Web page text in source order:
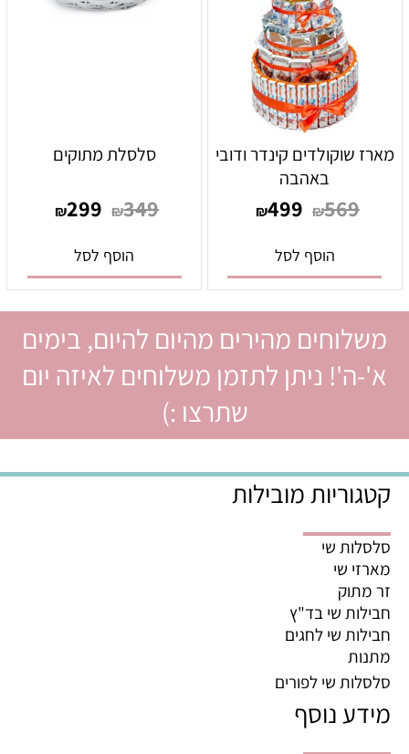
מארז שוקולדים קינדר ודובי
באהבה
₪569
₪499
הוסף לסל
סלסלת מתוקים
₪349
₪299
הוסף לסל
משלוחים מהירים מהיום להיום, בימים
א'-ה'! ניתן לתזמן משלוחים לאיזה יום
שתרצו :)
קטגוריות מובילות
סלסלות שי
מארזי שי
זר מתוק
חבילות שי בד"ץ
חבילות שי לחגים
מתנות
סלסלות שי לפורים
מידע נוסף